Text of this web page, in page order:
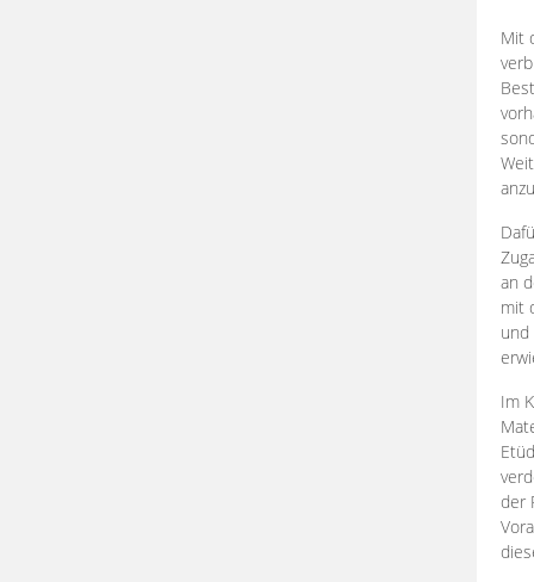
Mit
an
mit
und
Im
der